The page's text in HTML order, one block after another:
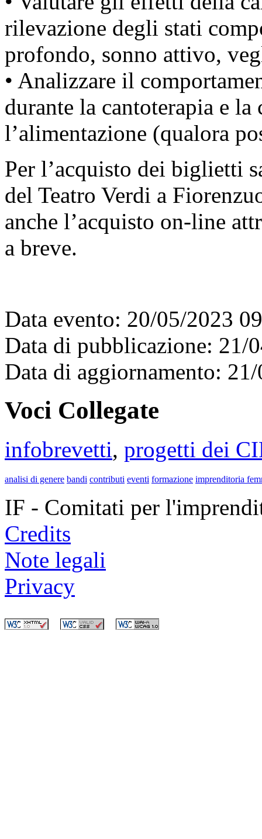
rilevazione degli stati
profondo, sonno attivo,
• Analizzare il
durante la cantoterapia e
l’alimentazione (qualora
Per l’acquisto dei biglietti
del Teatro Verdi a
anche l’acquisto on-line
a breve.
Data evento: 20/05/2023
Data di pubblicazione: 21/
Data di aggiornamento:
Voci Collegate
infobrevetti, progetti dei
analisi di genere bandi contributi eventi formazione imprenditoria
IF - Comitati per
Credits
Note legali
Privacy